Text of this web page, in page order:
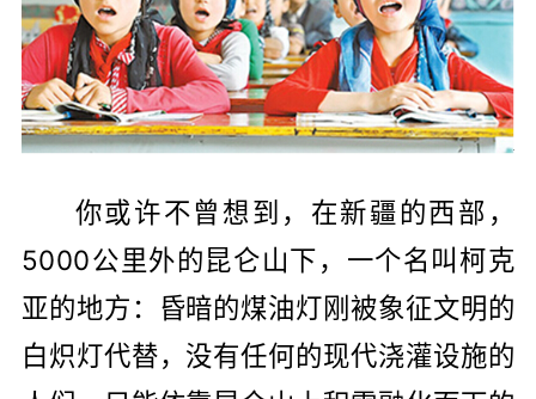
你或许不曾想到，在新疆的西部，
5000公里外的昆仑山下，一个名叫柯克
亚的地方：昏暗的煤油灯刚被象征文明的
白炽灯代替，没有任何的现代浇灌设施的